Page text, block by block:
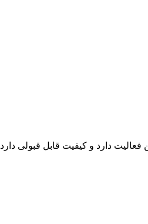
دارد و کیفیت قابل قبولی دارد